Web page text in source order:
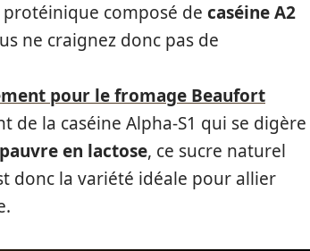
composé de caséine A2
ne craignez donc pas de
pour le fromage Beaufort
de la caséine Alpha-S1 qui se digère
pauvre en lactose, ce sucre naturel
donc la variété idéale pour allier